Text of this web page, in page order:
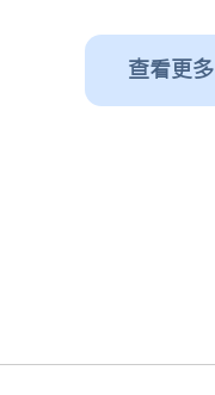
查看更多